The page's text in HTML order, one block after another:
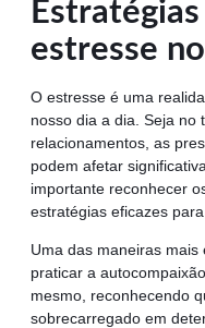
estresse
O estresse é uma
nosso dia a dia. Seja no
relacionamentos, as
podem afetar
importante reconhecer
estratégias eficazes
Uma das maneiras
praticar a
mesmo, reconhecendo
sobrecarregado em